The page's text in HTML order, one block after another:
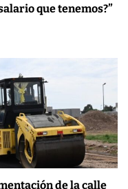
que tenemos?”
de la calle